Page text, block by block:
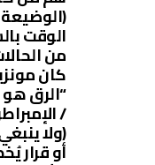
الوقت
من
كان
“الرق هو
/
(ولا
أو قرار